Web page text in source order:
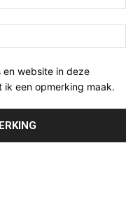
en website in deze
een opmerking maak.